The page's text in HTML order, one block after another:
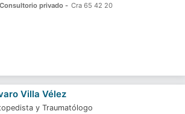
Consultorio privado - Cra 65 42 20
Villa Vélez
y Traumatólogo